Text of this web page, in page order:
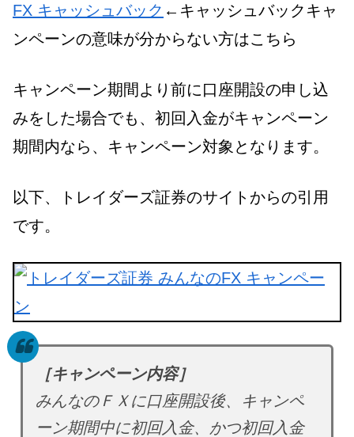
FX キャッシュバック ←キャッシュバックキャ
ンペーンの意味が分からない方はこちら
キャンペーン期間より前に口座開設の申し込
みをした場合でも、初回入金がキャンペーン
期間内なら、キャンペーン対象となります。
以下、トレイダーズ証券のサイトからの引用
です。
［キャンペーン内容］
みんなのＦＸに口座開設後、キャンペ
ーン期間中に初回入金、かつ初回入金